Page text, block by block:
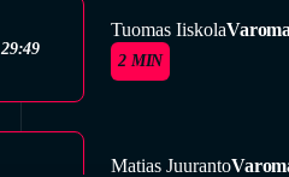
29:49
Tuomas Iiskola
2 MIN
Matias Juuranto